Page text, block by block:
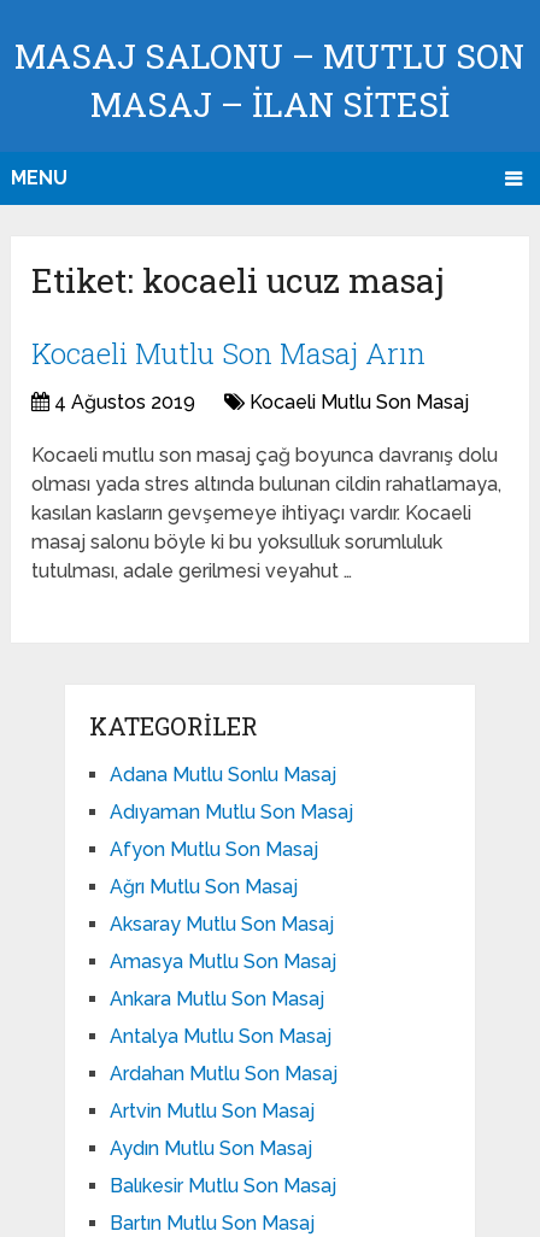
MASAJ SALONU – MUTLU SON
MASAJ – İLAN SİTESİ
MENU
Etiket: kocaeli ucuz masaj
Kocaeli Mutlu Son Masaj Arın
4 Ağustos 2019 Kocaeli Mutlu Son Masaj
Kocaeli mutlu son masaj çağ boyunca davranış dolu
olması yada stres altında bulunan cildin rahatlamaya,
kasılan kasların gevşemeye ihtiyaçı vardır. Kocaeli
masaj salonu böyle ki bu yoksulluk sorumluluk
tutulması, adale gerilmesi veyahut …
KATEGORILER
Adana Mutlu Sonlu Masaj
Adıyaman Mutlu Son Masaj
Afyon Mutlu Son Masaj
Ağrı Mutlu Son Masaj
Aksaray Mutlu Son Masaj
Amasya Mutlu Son Masaj
Ankara Mutlu Son Masaj
Antalya Mutlu Son Masaj
Ardahan Mutlu Son Masaj
Artvin Mutlu Son Masaj
Aydın Mutlu Son Masaj
Balıkesir Mutlu Son Masaj
Bartın Mutlu Son Masaj